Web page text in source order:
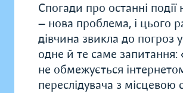
Спогади про останні
— нова проблема, і цього
дівчина звикла до погроз
одне й те саме запитання:
не обмежується
переслідувача з